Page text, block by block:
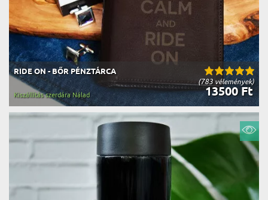
(783 vélemények)
RIDE ON - BŐR PÉNZTÁRCA
13500 Ft
Kiszállítás szerdára Nálad